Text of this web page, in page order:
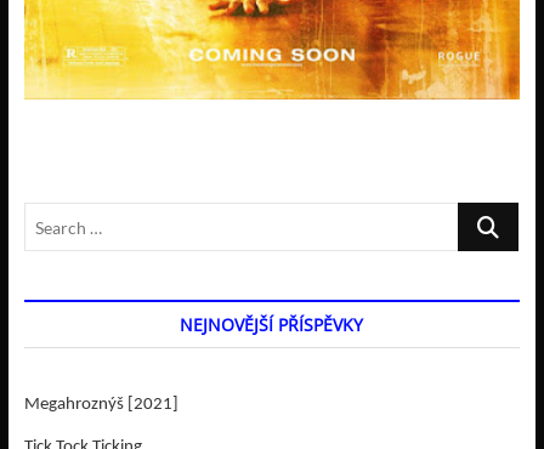
Search
NEJNOVĚJŠÍ PŘÍSPĚVKY
Megahroznýš [2021]